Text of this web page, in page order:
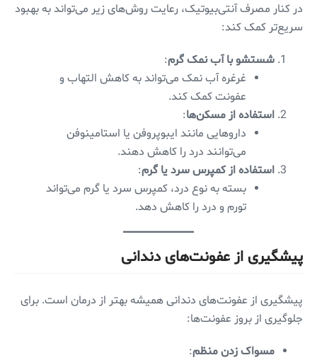
در کنار مصرف آنتی‌بیوتیک، رعایت روش‌های زیر می‌تواند به بهبود
سریع‌تر کمک کند:
شستشو با آب نمک گرم:
غرغره آب نمک می‌تواند به کاهش التهاب و
عفونت کمک کند.
استفاده از مسکن‌ها:
داروهایی مانند ایبوپروفن یا استامینوفن
می‌توانند درد را کاهش دهند.
استفاده از کمپرس سرد یا گرم:
بسته به نوع درد، کمپرس سرد یا گرم می‌تواند
تورم و درد را کاهش دهد.
پیشگیری از عفونت‌های دندانی
پیشگیری از عفونت‌های دندانی همیشه بهتر از درمان است. برای
جلوگیری از بروز عفونت‌ها:
مسواک زدن منظم: